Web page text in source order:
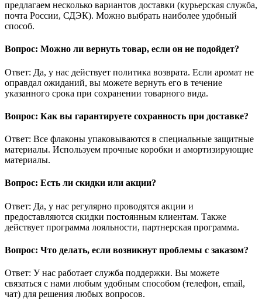
предлагаем несколько вариантов доставки (курьерская служба,
почта России, СДЭК). Можно выбрать наиболее удобный
способ.
Вопрос: Можно ли вернуть товар, если он не подойдет?
Ответ: Да, у нас действует политика возврата. Если аромат не
оправдал ожиданий, вы можете вернуть его в течение
указанного срока при сохранении товарного вида.
Вопрос: Как вы гарантируете сохранность при доставке?
Ответ: Все флаконы упаковываются в специальные защитные
материалы. Используем прочные коробки и амортизирующие
материалы.
Вопрос: Есть ли скидки или акции?
Ответ: Да, у нас регулярно проводятся акции и
предоставляются скидки постоянным клиентам. Также
действует программа лояльности, партнерская программа.
Вопрос: Что делать, если возникнут проблемы с заказом?
Ответ: У нас работает служба поддержки. Вы можете
связаться с нами любым удобным способом (телефон, email,
чат) для решения любых вопросов.